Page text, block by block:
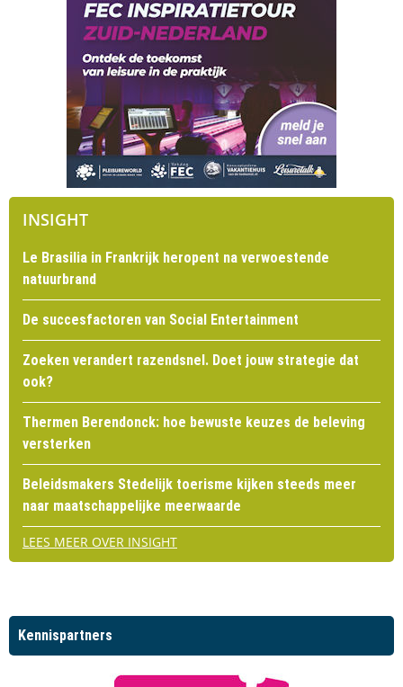
INSIGHT
Le Brasilia in Frankrijk heropent na verwoestende
natuurbrand
De succesfactoren van Social Entertainment
Zoeken verandert razendsnel. Doet jouw strategie dat
ook?
Thermen Berendonck: hoe bewuste keuzes de beleving
versterken
Beleidsmakers Stedelijk toerisme kijken steeds meer
naar maatschappelijke meerwaarde
LEES MEER OVER INSIGHT
Kennispartners